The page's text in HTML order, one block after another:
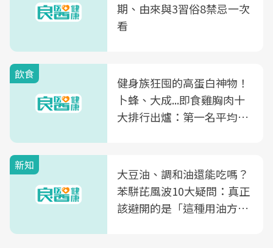
期、由來與3習俗8禁忌一次
看
飲食
健身族狂囤的高蛋白神物！
卜蜂、大成...即食雞胸肉十
大排行出爐：第一名平均一
新知
大豆油、調和油還能吃嗎？
苯駢芘風波10大疑問：真正
該避開的是「這種用油方